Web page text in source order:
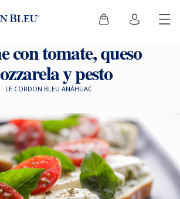
con tomate, queso
y pesto
LE CORDON BLEU ANÁHUAC